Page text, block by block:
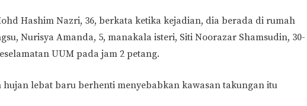
Hashim Nazri, 36, berkata ketika kejadian, dia berada di rumah
Nurisya Amanda, 5, manakala isteri, Siti Noorazar Shamsudin, 30-
UUM pada jam 2 petang.
lebat baru berhenti menyebabkan kawasan takungan itu